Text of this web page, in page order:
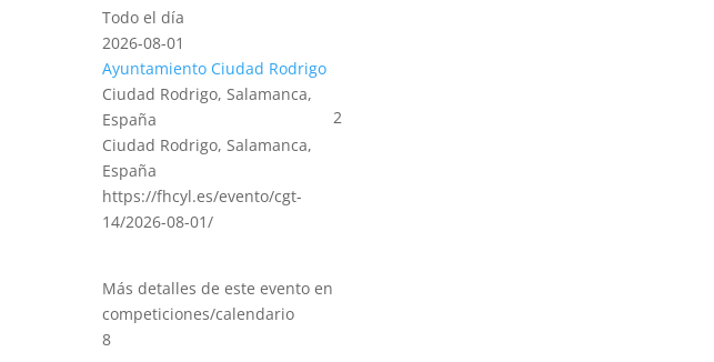
Todo el día
2026-08-01
Ayuntamiento Ciudad Rodrigo
Ciudad Rodrigo, Salamanca,
España
Ciudad Rodrigo, Salamanca,
España
https://fhcyl.es/evento/cgt-
14/2026-08-01/
Más detalles de este evento en
competiciones/calendario
2
8